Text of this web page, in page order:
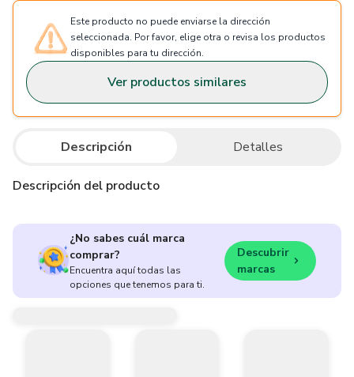
Este producto no puede enviarse la dirección
seleccionada. Por favor, elige otra o revisa los productos
disponibles para tu dirección.
Ver productos similares
Descripción Detalles
Descripción del producto
¿No sabes cuál marca
comprar?
Encuentra aquí todas las
opciones que tenemos para ti.
Descubrir
marcas